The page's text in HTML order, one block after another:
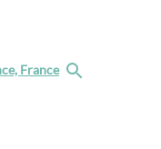
France